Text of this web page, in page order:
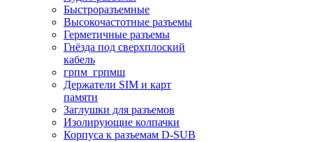
Быстроразъемные
Высокочастотные разъемы
Герметичные разъемы
Гнёзда под сверхплоский
кабель
грпм_грпмш
Держатели SIM и карт
памяти
Заглушки для разъемов
Изолирующие колпачки
Корпуса к разъемам D-SUB